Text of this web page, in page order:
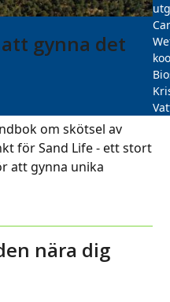
gynna det
om skötsel av
för Sand Life - ett stort
att gynna unika
nära dig